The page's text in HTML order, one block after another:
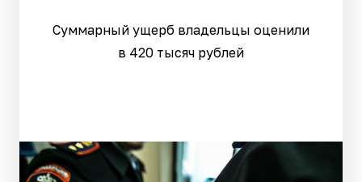
Суммарный ущерб владельцы оценили
в 420 тысяч рублей